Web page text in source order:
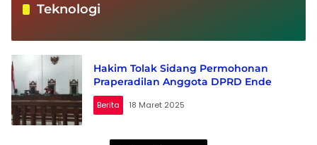
Teknologi
Hakim Tolak Sidang Permohonan
Praperadilan Anggota DPRD Ende
Berita 18 Maret 2025